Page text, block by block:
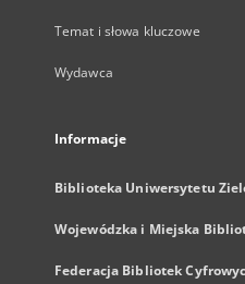
Temat i słowa kluczowe
Wydawca
Informacje
Biblioteka Uniwersytetu
Wojewódzka i Miejska
Federacja Bibliotek